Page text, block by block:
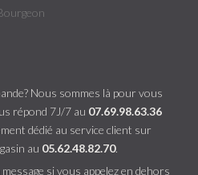
Nous sommes là pour vous
répond 7J/7 au 07.69.98.63.36
dédié au service client sur
au 05.62.48.82.70.
si vous appelez en dehors